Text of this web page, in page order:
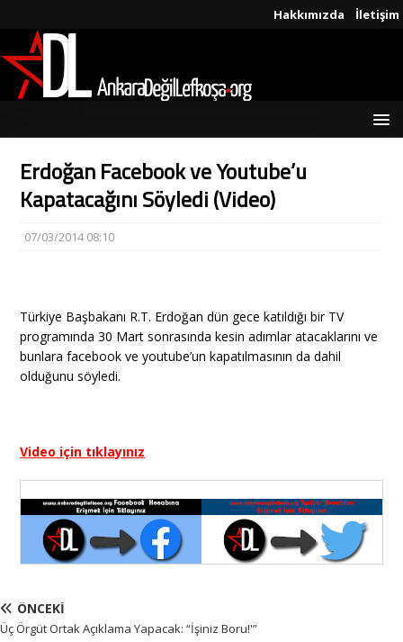
Hakkımızda İletişim
Erdoğan Facebook ve Youtube’u
Kapatacağını Söyledi (Video)
07/03/2014 08:10
Türkiye Başbakanı R.T. Erdoğan dün gece katıldığı bir TV
programında 30 Mart sonrasında kesin adımlar atacaklarını ve
bunlara facebook ve youtube’un kapatılmasının da dahil
olduğunu söyledi.
Video için tıklayınız
ÖNCEKI
Üç Örgüt Ortak Açıklama Yapacak: “İşiniz Boru!'”